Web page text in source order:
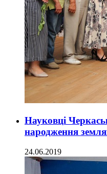
Науковці
народження
24.06.2019